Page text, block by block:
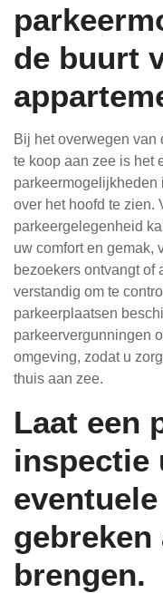
de buurt
Bij het overwegen van
te koop aan zee is het
parkeermogelijkheden
over het hoofd te zien.
parkeergelegenheid
uw comfort en gemak,
bezoekers ontvangt of
verstandig om te
parkeerplaatsen
parkeervergunningen
omgeving, zodat u
thuis aan zee.
Laat een
inspectie
brengen.